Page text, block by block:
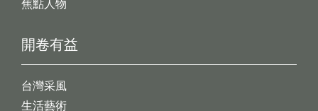
開卷有益
台灣采風
生活藝術
焦點人物